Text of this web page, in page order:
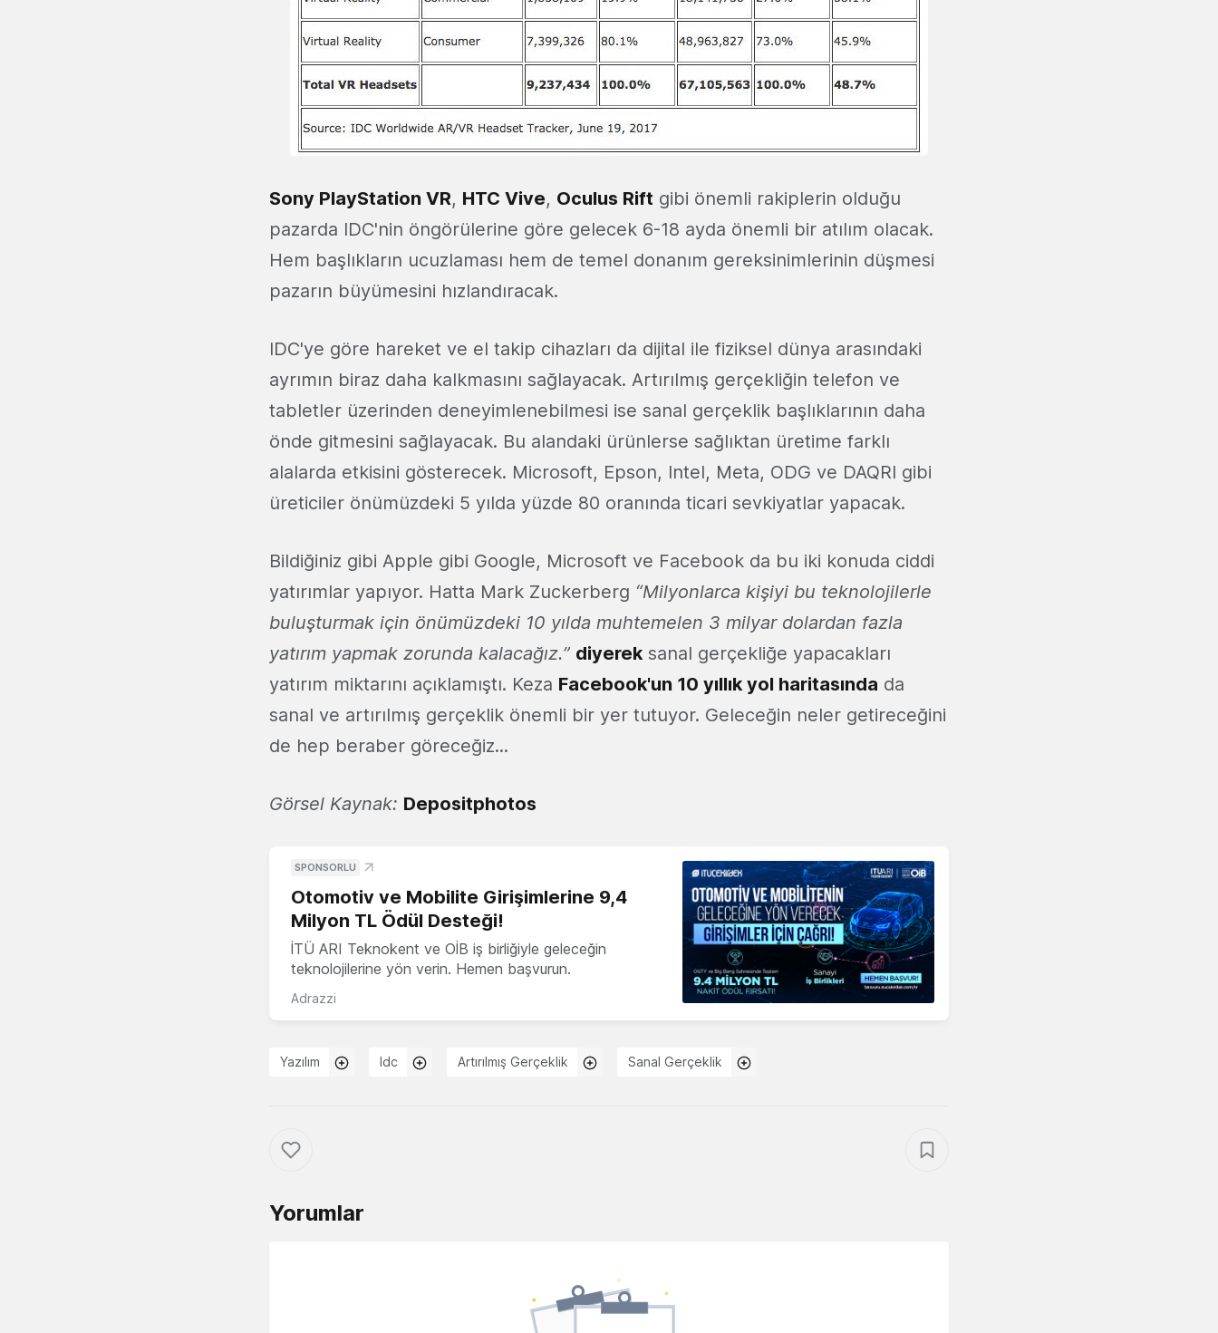
Sony PlayStation VR, HTC Vive, Oculus Rift gibi önemli rakiplerin olduğu
pazarda IDC'nin öngörülerine göre gelecek 6-18 ayda önemli bir atılım olacak.
Hem başlıkların ucuzlaması hem de temel donanım gereksinimlerinin düşmesi
pazarın büyümesini hızlandıracak.
IDC'ye göre hareket ve el takip cihazları da dijital ile fiziksel dünya arasındaki
ayrımın biraz daha kalkmasını sağlayacak. Artırılmış gerçekliğin telefon ve
tabletler üzerinden deneyimlenebilmesi ise sanal gerçeklik başlıklarının daha
önde gitmesini sağlayacak. Bu alandaki ürünlerse sağlıktan üretime farklı
alalarda etkisini gösterecek. Microsoft, Epson, Intel, Meta, ODG ve DAQRI gibi
üreticiler önümüzdeki 5 yılda yüzde 80 oranında ticari sevkiyatlar yapacak.
Bildiğiniz gibi Apple gibi Google, Microsoft ve Facebook da bu iki konuda ciddi
yatırımlar yapıyor. Hatta Mark Zuckerberg “Milyonlarca kişiyi bu teknolojilerle
buluşturmak için önümüzdeki 10 yılda muhtemelen 3 milyar dolardan fazla
yatırım yapmak zorunda kalacağız.” diyereksanal gerçekliğe yapacakları
yatırım miktarını açıklamıştı. Keza Facebook'un 10 yıllık yol haritasında da
sanal ve artırılmış gerçeklik önemli bir yer tutuyor. Geleceğin neler getireceğini
de hep beraber göreceğiz...
Görsel Kaynak: Depositphotos
SPONSORLU
Otomotiv ve Mobilite Girişimlerine 9,4
Milyon TL Ödül Desteği!
İTÜ ARI Teknokent ve OİB iş birliğiyle geleceğin
teknolojilerine yön verin. Hemen başvurun.
Adrazzi
Yazılım Idc Artırılmış Gerçeklik Sanal Gerçeklik
Yorumlar